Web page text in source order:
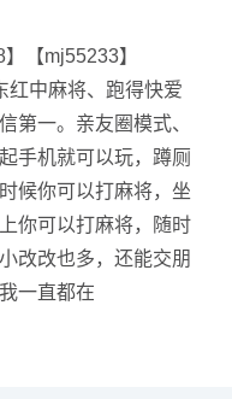
【mj55233】
红中麻将、跑得快爱
第一。亲友圈模式、
手机就可以玩，蹲厕
候你可以打麻将，坐
你可以打麻将，随时
改改也多，还能交朋
一直都在